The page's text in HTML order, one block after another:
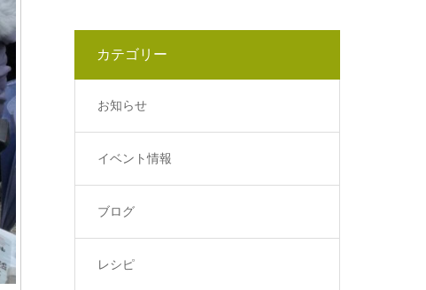
カテゴリー
お知らせ
イベント情報
ブログ
レシピ